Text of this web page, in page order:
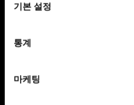
Collect information
Identify your device
Find out more about how
기본 설정
통계
마케팅
성능
Xbox의 캐시 삭제하기